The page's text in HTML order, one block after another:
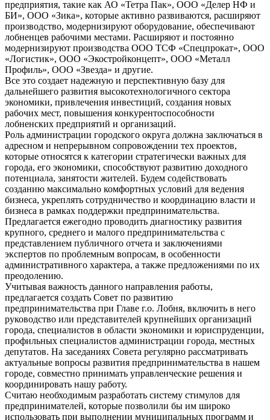
предприятия, такие как АО «Тетра Пак», ООО «Делер НФ и
БИ», ООО «Зика», которые активно развиваются, расширяют
производство, модернизируют оборудование, обеспечивают
лобненцев рабочими местами. Расширяют и постоянно
модернизируют производства ООО ТСФ «Спецпрокат», ООО
«Логистик», ООО «Экостройконцепт», ООО «Металл
Профиль», ООО «Звезда» и другие.
Все это создает надежную и перспективную базу для
дальнейшего развития высокотехнологичного сектора
экономики, привлечения инвестиций, создания новых
рабочих мест, повышения конкурентоспособности
лобненских предприятий и организаций.
Роль администрации городского округа должна заключаться в
адресном и непрерывном сопровождении тех проектов,
которые относятся к категории стратегически важных для
города, его экономики, способствуют развитию доходного
потенциала, занятости жителей. Будем содействовать
созданию максимально комфортных условий для ведения
бизнеса, укреплять сотрудничество и координацию власти и
бизнеса в рамках поддержки предпринимательства.
Предлагается ежегодно проводить диагностику развития
крупного, среднего и малого предпринимательства с
представлением публичного отчета и заключениями
экспертов по проблемным вопросам, в особенности
административного характера, а также предложениями по их
преодолению.
Учитывая важность данного направления работы,
предлагается создать Совет по развитию
предпринимательства при Главе г.о. Лобня, включить в него
руководство или представителей крупнейших организаций
города, специалистов в области экономики и юриспруденции,
профильных специалистов администрации города, местных
депутатов. На заседаниях Совета регулярно рассматривать
актуальные вопросы развития предпринимательства в нашем
городе, совместно принимать управленческие решения и
координировать нашу работу.
Считаю необходимым разработать систему стимулов для
предпринимателей, которые позволили бы им широко
использовать при выполнении муниципальных программ и